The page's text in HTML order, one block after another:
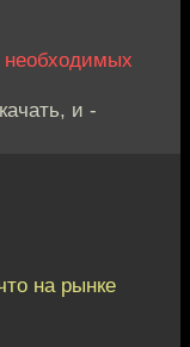
необходимых
и -
на рынке